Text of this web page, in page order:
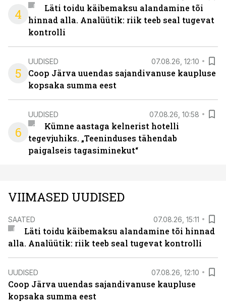
4
Läti toidu käibemaksu alandamine tõi
hinnad alla. Analüütik: riik teeb seal tugevat
kontrolli
5
UUDISED 07.08.26, 12:10
Coop Järva uuendas sajandivanuse kaupluse
kopsaka summa eest
6
UUDISED 07.08.26, 10:58
Kümne aastaga kelnerist hotelli
tegevjuhiks. „Teeninduses tähendab
paigalseis tagasiminekut“
VIIMASED UUDISED
SAATED 07.08.26, 15:11
Läti toidu käibemaksu alandamine tõi hinnad
alla. Analüütik: riik teeb seal tugevat kontrolli
UUDISED 07.08.26, 12:10
Coop Järva uuendas sajandivanuse kaupluse
kopsaka summa eest